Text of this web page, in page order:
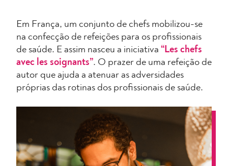
Em França, um conjunto de chefs mobilizou-se
na confecção de refeições para os profissionais
de saúde. E assim nasceu a iniciativa “Les chefs
avec les soignants”. O prazer de uma refeição de
autor que ajuda a atenuar as adversidades
próprias das rotinas dos profissionais de saúde.